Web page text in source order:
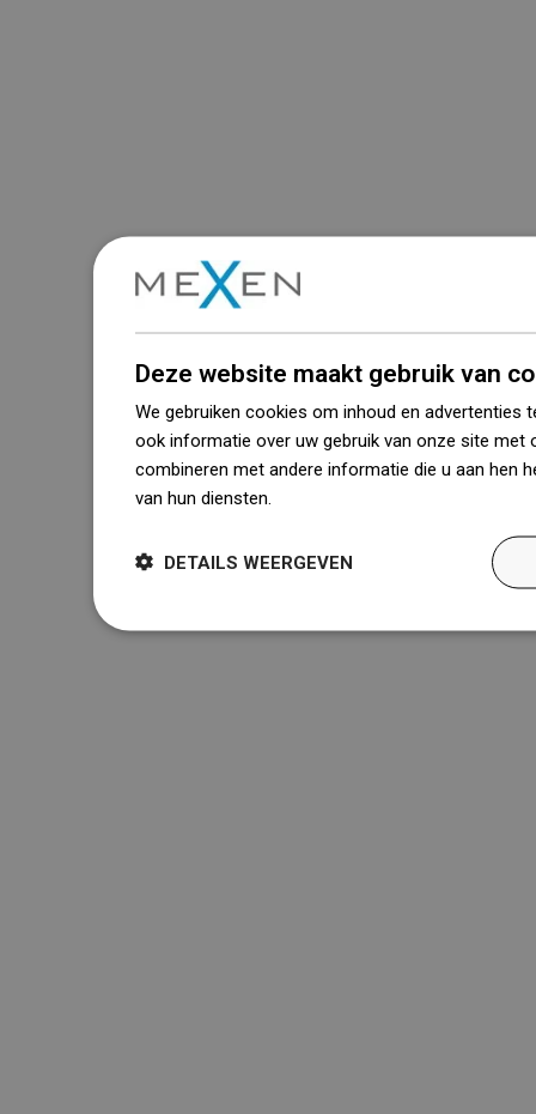
Deze website maakt gebruik van
We gebruiken cookies om inhoud en advertenties
ook informatie over uw gebruik van onze site met
combineren met andere informatie die u aan hen
van hun diensten.
DETAILS WEERGEVEN